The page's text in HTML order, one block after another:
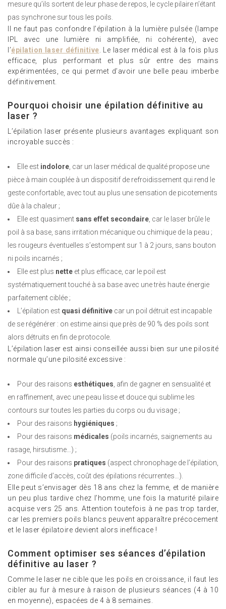
mesure qu’ils sortent de leur phase de repos, le cycle pilaire n’étant
pas synchrone sur tous les poils.
Il ne faut pas confondre l’épilation à la lumière pulsée (lampe
IPL avec une lumière ni amplifiée, ni cohérente), avec
l’épilation laser définitive . Le laser médical est à la fois plus
efficace, plus performant et plus sûr entre des mains
expérimentées, ce qui permet d’avoir une belle peau imberbe
définitivement.
Pourquoi choisir une épilation définitive au
laser ?
L’épilation laser présente plusieurs avantages expliquant son
incroyable succès :
Elle est indolore , car un laser médical de qualité propose une
pièce à main couplée à un dispositif de refroidissement qui rend le
geste confortable, avec tout au plus une sensation de picotements
dûe à la chaleur ;
Elle est quasiment sans effet secondaire , car le laser brûle le
poil à sa base, sans irritation mécanique ou chimique de la peau ;
les rougeurs éventuelles s’estompent sur 1 à 2 jours, sans bouton
ni poils incarnés ;
Elle est plus nette et plus efficace, car le poil est
systématiquement touché à sa base avec une très haute énergie
parfaitement ciblée ;
L’épilation est quasi définitive car un poil détruit est incapable
de se régénérer : on estime ainsi que près de 90 % des poils sont
alors détruits en fin de protocole.
L’épilation laser est ainsi conseillée aussi bien sur une pilosité
normale qu’une pilosité excessive :
Pour des raisons esthétiques , afin de gagner en sensualité et
en raffinement, avec une peau lisse et douce qui sublime les
contours sur toutes les parties du corps ou du visage ;
Pour des raisons hygiéniques ;
Pour des raisons médicales (poils incarnés, saignements au
rasage, hirsutisme…) ;
Pour des raisons pratiques (aspect chronophage de l’épilation,
zone difficile d’accès, coût des épilations récurrentes…).
Elle peut s’envisager dès 18 ans chez la femme, et de manière
un peu plus tardive chez l’homme, une fois la maturité pilaire
acquise vers 25 ans. Attention toutefois à ne pas trop tarder,
car les premiers poils blancs peuvent apparaître précocement
et le laser épilatoire devient alors inefficace !
Comment optimiser ses séances d’épilation
définitive au laser ?
Comme le laser ne cible que les poils en croissance, il faut les
cibler au fur à mesure à raison de plusieurs séances (4 à 10
en moyenne), espacées de 4 à 8 semaines.